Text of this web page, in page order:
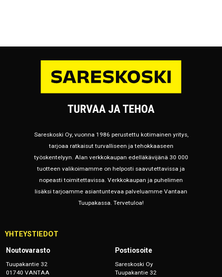
Sareskoski Oy, vuonna 1986 perustettu kotimainen yritys,
tarjoaa ratkaisut turvalliseen ja tehokkaaseen
työskentelyyn. Alan verkkokaupan edelläkävijänä 30 000
tuotteen valikoimamme on helposti saavutettavissa ja
nopeasti toimitettavissa. Verkkokaupan ja puhelimen
lisäksi tarjoamme asiantuntevaa palveluamme Vantaan
Tuupakassa. Tervetuloa!
YHTEYSTIEDOT
Noutovarasto
Tuupakantie 32
01740 VANTAA
Postiosoite
Sareskoski Oy
Tuupakantie 32